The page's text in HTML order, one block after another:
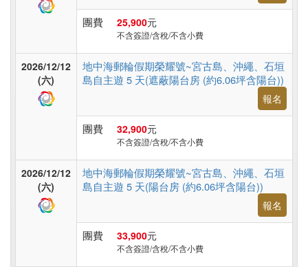
台
灣
團費 25,900元
不含簽證/含稅/不含小費
2026/12/12
(六)
地中海郵輪假期榮耀號~宮古島、沖繩、石垣
島自主遊 5 天(遮蔽陽台房 (約6.06坪含陽台))
報名
團費 32,900元
不含簽證/含稅/不含小費
2026/12/12
(六)
地中海郵輪假期榮耀號~宮古島、沖繩、石垣
島自主遊 5 天(陽台房 (約6.06坪含陽台))
報名
團費 33,900元
不含簽證/含稅/不含小費